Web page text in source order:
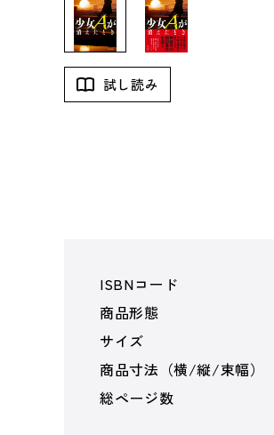
試し読み
ISBNコード
商品形態
サイズ
商品寸法（横/縦/束幅）
総ページ数